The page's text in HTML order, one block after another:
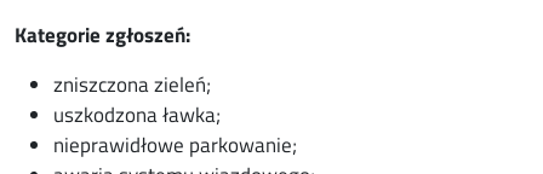
Kategorie zgłoszeń:
zniszczona zieleń;
uszkodzona ławka;
nieprawidłowe parkowanie;